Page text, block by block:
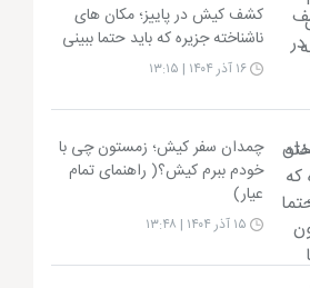
کشف کیش در پاییز؛ مکان های
ناشناخته جزیره که باید حتما ببینی
۱۶ آذر ۱۴۰۴ | ۱۳:۱۵
چمدان سفر کیش؛ زمستون چی با
خودم ببرم کیش؟( راهنمای تمام
عیار)